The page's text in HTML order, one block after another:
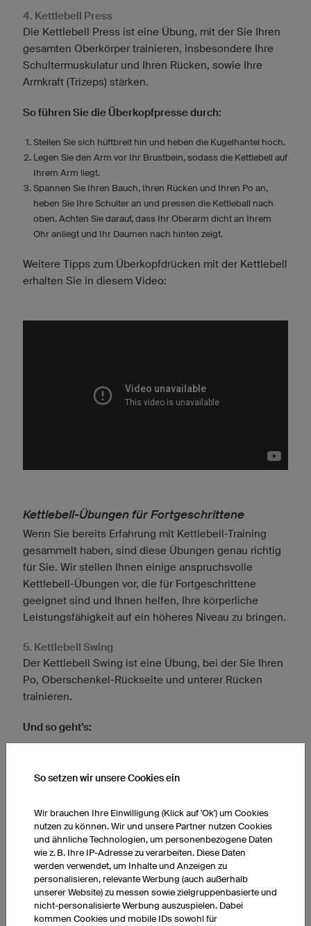
4. Kettlebell Press
Die Kettlebell Press ist eine Übung, mit der Sie Ihren
gesamten Oberkörper trainieren, insbesondere Ihre
Schultermuskulatur und Ihren Rücken, sowie Ihre
Armkraft (Trizeps) stärken.
So führen Sie die Überkopfpresse durch:
Stellen Sie sich hüftbreit hin und heben die Kugelhantel hoch.
Legen Sie den Arm vor Ihr Brustbein, sodass die Kettlebell auf
Ihrem Arm liegt.
Spannen Sie Ihren Bauch, Ihren Rücken und Ihren Po an,
heben Sie Ihre Schulter an und pressen die Kettleball nach
oben. Achten Sie darauf, dass Ihr Oberarm dicht an Ihrem
Ohr anliegt und Ihr Daumen nach hinten zeigt.
Weitere Tipps zum Überkopfdrücken mit der Kettlebell
erhalten Sie in diesem Video:
Kettlebell-Übungen für Fortgeschrittene
Wenn Sie bereits Erfahrung mit Kettlebell-Training
gesammelt haben, sind diese Übungen genau richtig
für Sie. Wir stellen Ihnen einige anspruchsvolle
Kettlebell-Übungen vor, die für Fortgeschrittene
geeignet sind und Ihnen helfen, Ihre körperliche
Leistungsfähigkeit auf ein höheres Niveau zu bringen.
5. Kettlebell Swing
Der Kettlebell Swing ist eine Übung, bei der Sie Ihren
Po, Oberschenkel-Rückseite und unterer Rücken
trainieren.
Und so geht’s:
Swing: Stellen Sie Ihre Beine schulterbreit auf.
Achten Sie darauf, dass Ihr Rücken immer gerade bleibt.
Brusthöhe ist. Führen Sie den Schwung dann nach unten,
durch die Beine durch, nach hinten aus.
WICHTIG:
So setzen wir unsere Cookies ein
Wir brauchen Ihre Einwilligung (Klick auf 'Ok') um Cookies
nutzen zu können. Wir und unsere Partner nutzen Cookies
und ähnliche Technologien, um personenbezogene Daten
wie z. B. Ihre IP-Adresse zu verarbeiten. Diese Daten
werden verwendet, um Inhalte und Anzeigen zu
personalisieren, relevante Werbung (auch außerhalb
unserer Website) zu messen sowie zielgruppenbasierte und
nicht-personalisierte Werbung auszuspielen. Dabei
kommen Cookies und mobile IDs sowohl für